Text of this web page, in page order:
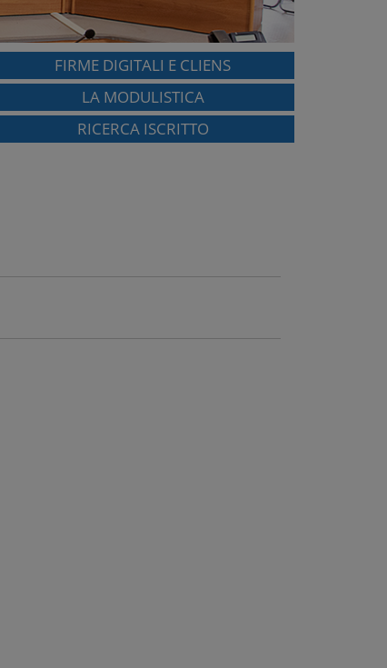
FIRME DIGITALI E CLIENS
LA MODULISTICA
RICERCA ISCRITTO